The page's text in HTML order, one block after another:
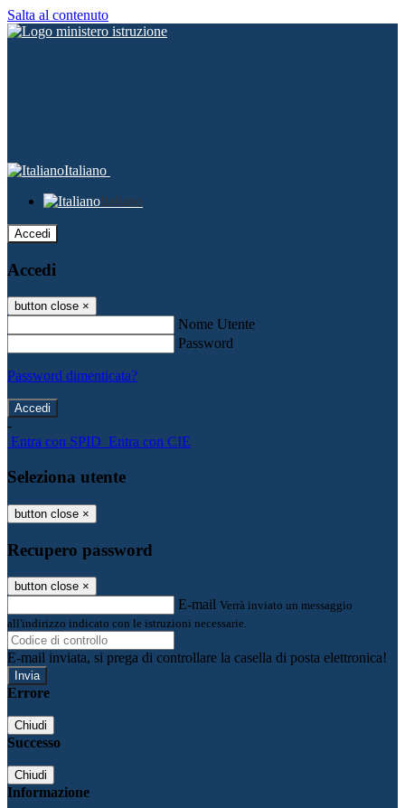
Salta al contenuto
Italiano
Italiano
Accedi
Accedi
button close ×
Nome Utente
Password
Password dimenticata?
-
Entra con SPID Entra con CIE
Seleziona utente
button close ×
Recupero password
button close ×
E-mail Verrà inviato un messaggio
all'indirizzo indicato con le istruzioni necessarie.
E-mail inviata, si prega di controllare la casella di posta elettronica!
Errore
Chiudi
Successo
Chiudi
Informazione